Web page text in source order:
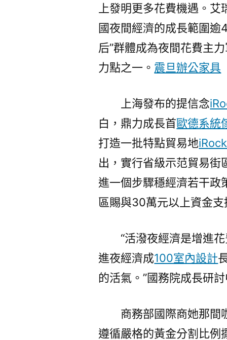
上發明更多花費機遇。
國夜間經濟的成長範圍
后”群體成為夜間花費主
力點之一。 震旦辦公家具
上海發布的提信念
白，鼎力成長首歐德系統
打造一批特點貿易地
出，實行省級示范貿易街
進一個步驟穩經濟若干政
區賜與30萬元以上資金支
“活潑夜經濟是增進
進夜經濟成100室內設計
的活氣。”國務院成長研
商務部國際商她那間
遵循嚴格的黃金分割比例